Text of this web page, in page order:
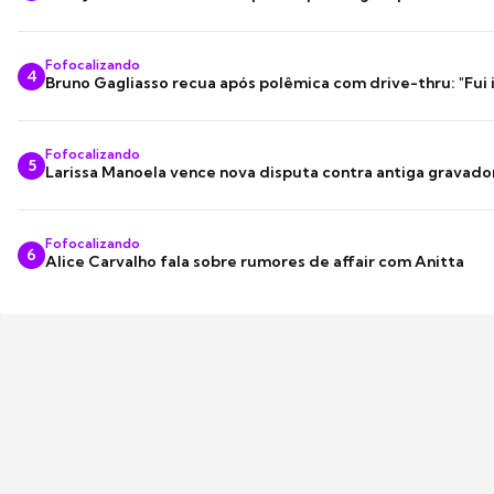
4
Fofocalizando
Bruno Gagliasso recua após polêmica com drive-thru: "Fui
5
Fofocalizando
Larissa Manoela vence nova disputa contra antiga
6
Fofocalizando
Alice Carvalho fala sobre rumores de affair com Anitta